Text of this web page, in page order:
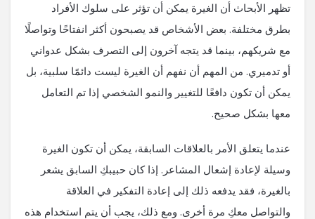
تظهر الأبحاث أن الغيرة يمكن أن تؤثر على سلوك الأفراد
بطرق مختلفة. بعض الأشخاص قد يصبحون أكثر انفتاحًا وتواصلًا
مع شريكهم، بينما قد يتجه آخرون إلى التصرف بشكل عدواني
أو تدميري. من المهم أن نفهم أن الغيرة ليست دائمًا سلبية، بل
يمكن أن تكون دافعًا للتغيير والنمو الشخصي إذا تم التعامل
معها بشكل صحيح.
عندما يتعلق الأمر بالعلاقات السابقة، يمكن أن تكون الغيرة
وسيلة لإعادة إشعال المشاعر. إذا كان حبيبكِ السابق يشعر
بالغيرة، فقد يدفعه ذلك إلى إعادة التفكير في العلاقة
والتواصل معكِ مرة أخرى. ومع ذلك، يجب أن يتم استخدام هذه